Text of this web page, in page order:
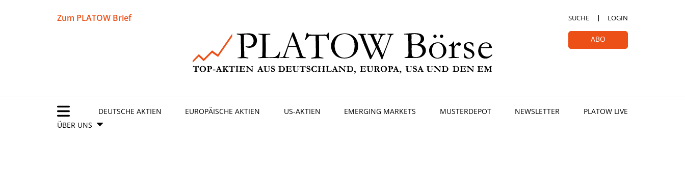
Zum PLATOW Brief SUCHE LOGIN
ABO
DEUTSCHE AKTIEN EUROPÄISCHE AKTIEN US-AKTIEN EMERGING MARKETS MUSTERDEPOT NEWSLETTER
PLATOW LIVE
ÜBER UNS